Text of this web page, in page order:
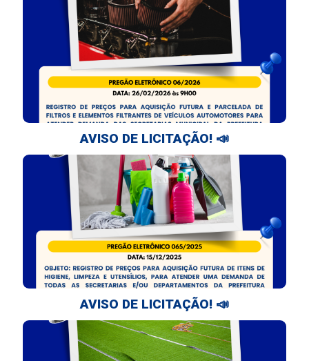
AVISO DE LICITAÇÃO! 📣
AVISO DE LICITAÇÃO! 📣